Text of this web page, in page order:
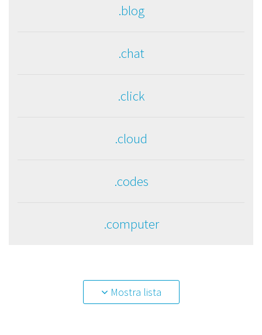
.blog
.chat
.click
.cloud
.codes
.computer
Mostra lista